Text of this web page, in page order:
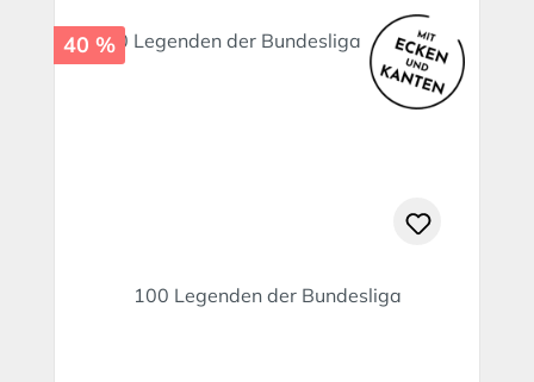
40 %
100 Legenden der Bundesliga